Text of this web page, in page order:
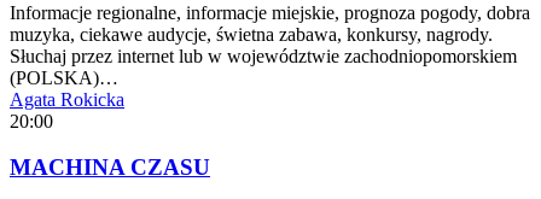
Informacje regionalne, informacje miejskie, prognoza pogody, dobra
muzyka, ciekawe audycje, świetna zabawa, konkursy, nagrody.
Słuchaj przez internet lub w województwie zachodniopomorskiem
(POLSKA)…
Agata Rokicka
20:00
MACHINA CZASU